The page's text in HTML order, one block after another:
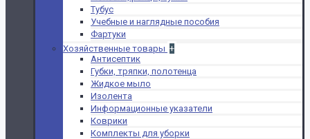
Тубус
Учебные и наглядные пособия
Фартуки
Хозяйственные товары +
Антисептик
Губки, тряпки, полотенца
Жидкое мыло
Изолента
Информационные указатели
Коврики
Комплекты для уборки